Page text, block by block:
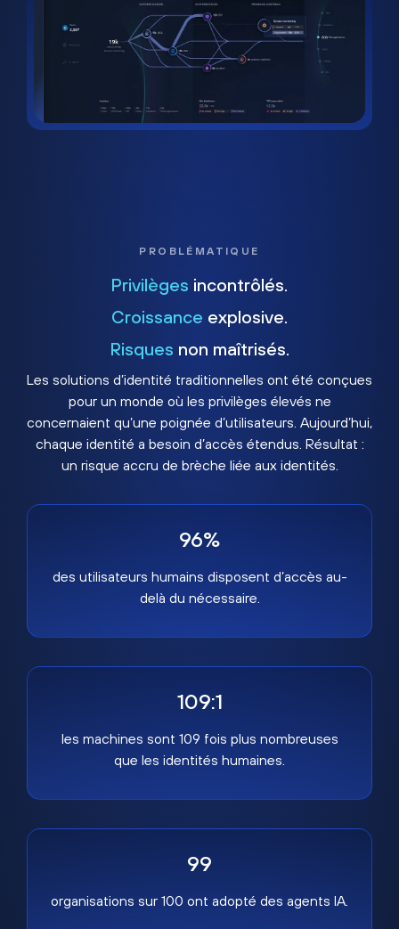
PROBLÉMATIQUE
Privilèges incontrôlés.
Croissance explosive.
Risques non maîtrisés.
Les solutions d’identité traditionnelles ont été conçues
pour un monde où les privilèges élevés ne
concernaient qu’une poignée d’utilisateurs. Aujourd’hui,
chaque identité a besoin d’accès étendus. Résultat :
un risque accru de brèche liée aux identités.
96%
des utilisateurs humains disposent d’accès au-
delà du nécessaire.
109:1
les machines sont 109 fois plus nombreuses
que les identités humaines.
99
organisations sur 100 ont adopté des agents IA.